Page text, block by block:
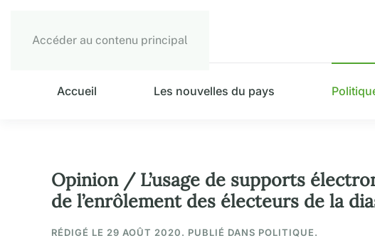
Accéder au contenu principal
Accueil Les nouvelles du pays
Opinion / L’usage de supports
de l’enrôlement des électeurs de la
RÉDIGÉ LE 29 AOÛT 2020. PUBLIÉ DANS POLITIQUE.